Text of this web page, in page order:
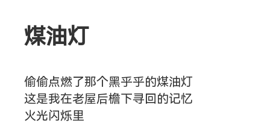
热门分类
摄影
煤油灯
偷偷点燃了那个黑乎乎的煤油灯
这是我在老屋后檐下寻回的记忆
火光闪烁里